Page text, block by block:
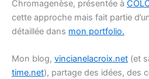
Chromagenèse, présentée à
cette approche mais fait partie
détaillée dans mon portfolio.
Mon blog, vincianelacroix.net (et
time.net), partage des idées, des